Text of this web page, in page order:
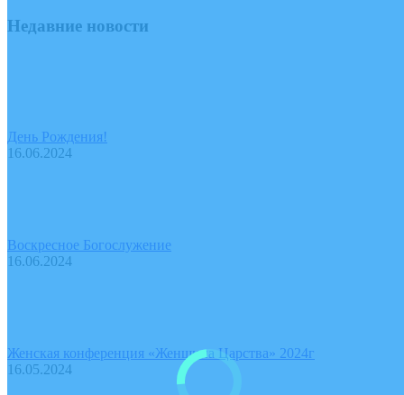
Недавние новости
День Рождения!
16.06.2024
Воскресное Богослужение
16.06.2024
Женская конференция «Женщина Царства» 2024г
16.05.2024